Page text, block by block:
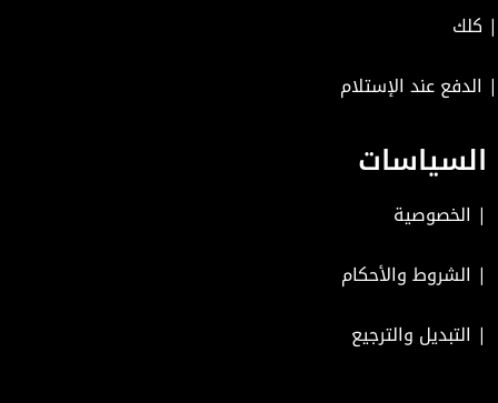
عند الإستلام
السياسات
| الخصوصية
| الشروط والأحكام
| التبديل والترجيع